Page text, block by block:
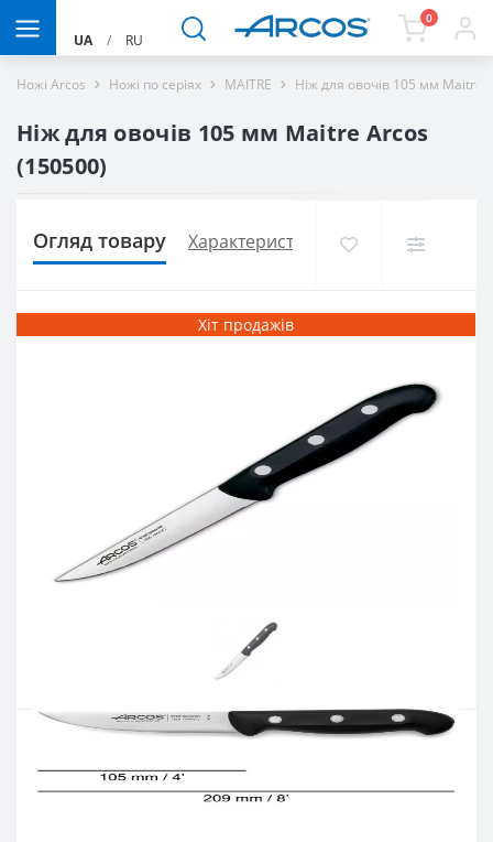
UA / RU
0
Ножі Arcos Ножі по серіях MAITRE Ніж для овочів 105 мм Maitre
Ніж для овочів 105 мм Maitre Arcos
(150500)
Огляд товару Характеристики Доставка і
Хіт продажів
Наявність:Є в наявності
Кількість: